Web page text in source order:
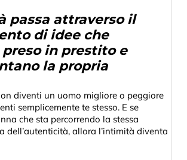
passa attraverso il
di idee che
in prestito e
la propria
diventi un uomo migliore o peggiore
semplicemente te stesso. E se
che sta percorrendo la stessa
dell’autenticità, allora l’intimità diventa